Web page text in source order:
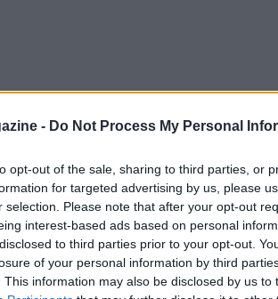
- Do Not Process My Personal
opt-out of the sale, sharing to third parties, or
for targeted advertising by us, please
selection. Please note that after your opt-out
interest-based ads based on personal
to third parties prior to your opt-out.
of your personal information by third
This information may also be disclosed by us to
con sede a San Sebastián.
nel calcio spagnolo, avendo
squadra sono il blu e il
La Real Sociedad ha una
di talento che hanno avuto